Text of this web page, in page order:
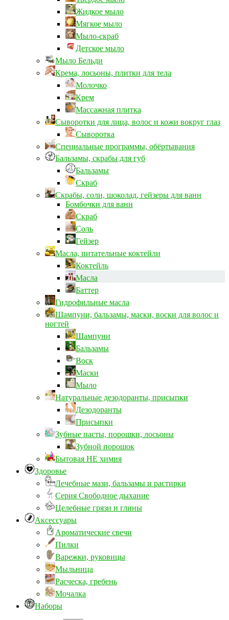
Жидкое мыло
Мягкое мыло
Мыло-скраб
Детское мыло
Мыло Бельди
Крема, лосьоны, плитки для тела
Молочко
Крем
Массажная плитка
Сыворотки для лица, волос и кожи вокруг глаз
Сыворотка
Специальные программы, обёртывания
Бальзамы, скрабы для губ
Бальзамы
Скраб
Скрабы, соли, шоколад, гейзеры для ванн
Бомбочки для ванн
Скраб
Соль
Гейзер
Масла, питательные коктейли
Коктейль
Масла
Баттер
Гидрофильные масла
Шампуни, бальзамы, маски, воски для волос и
ногтей
Шампуни
Бальзамы
Воск
Маски
Мыло
Натуральные дезодоранты, присыпки
Дезодоранты
Присыпки
Зубные пасты, порошки, лосьоны
Зубной порошок
Бытовая НЕ химия
Здоровье
Лечебные мази, бальзамы и растирки
Серия Свободное дыхание
Целебные грязи и глины
Аксессуары
Ароматические свечи
Пилки
Варежки, руковицы
Мыльница
Расческа, гребень
Мочалка
Наборы